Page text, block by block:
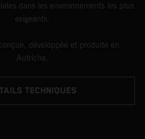
dans les environnements les plus
exigeants.
développée et produite en
Autriche.
TECHNIQUES